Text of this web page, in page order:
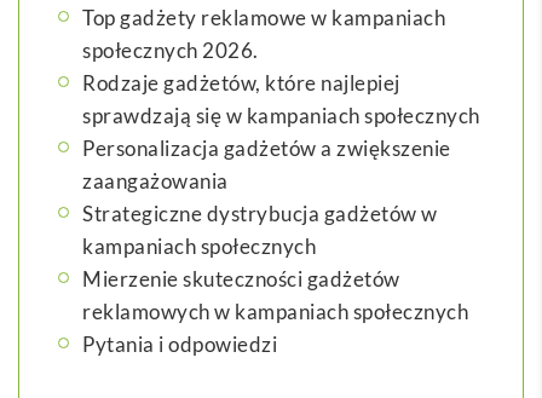
Top gadżety reklamowe w kampaniach
społecznych 2026.
Rodzaje gadżetów, które najlepiej
sprawdzają się w kampaniach społecznych
Personalizacja gadżetów a zwiększenie
zaangażowania
Strategiczne dystrybucja gadżetów w
kampaniach społecznych
Mierzenie skuteczności gadżetów
reklamowych w kampaniach społecznych
Pytania i odpowiedzi